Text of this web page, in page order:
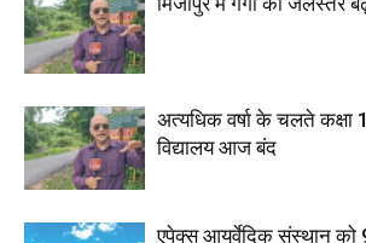
अत्यधिक वर्षा के चलते
विद्यालय आज बंद
एपेक्स आयुर्वेदिक संस्थान को